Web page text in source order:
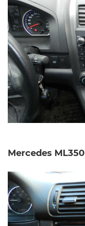
Mercedes ML350